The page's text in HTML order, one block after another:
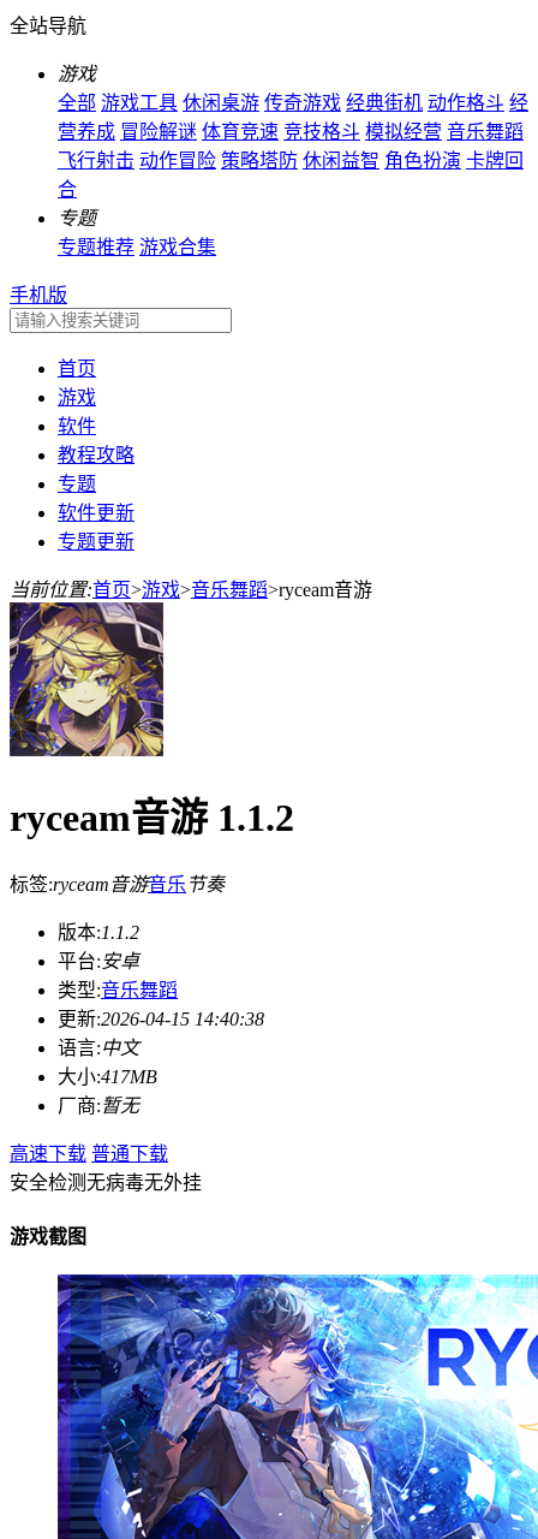
全站导航
游戏
全部 游戏工具 休闲桌游 传奇游戏 经典街机 动作格斗 经
营养成 冒险解谜 体育竞速 竞技格斗 模拟经营 音乐舞蹈
飞行射击 动作冒险 策略塔防 休闲益智 角色扮演 卡牌回
合
专题
专题推荐 游戏合集
手机版
首页
游戏
软件
教程攻略
专题
软件更新
专题更新
当前位置:首页>游戏>音乐舞蹈>ryceam音游
ryceam音游 1.1.2
标签:ryceam音游音乐 节奏
版本:1.1.2
平台:安卓
类型:音乐舞蹈
更新:2026-04-15 14:40:38
语言:中文
大小:417MB
厂商:暂无
高速下载 普通下载
安全检测无病毒无外挂
游戏截图